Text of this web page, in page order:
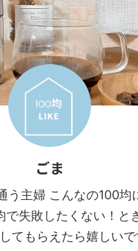
ごま
う主婦 こんなの100均
で失敗したくない！と
てもらえたら嬉しいで